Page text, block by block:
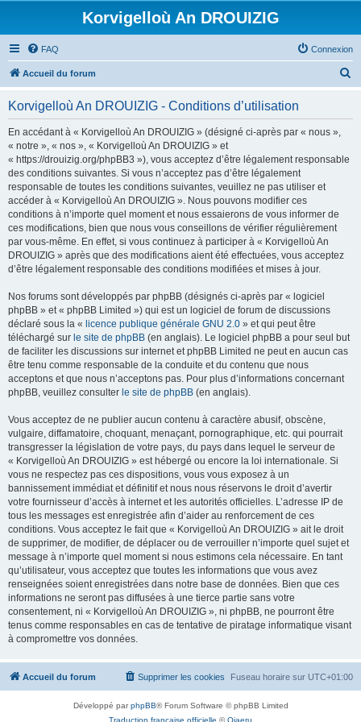
Korvigelloù An DROUIZIG
FAQ Connexion
Accueil du forum
Korvigelloù An DROUIZIG - Conditions d’utilisation
En accédant à « Korvigelloù An DROUIZIG » (désigné ci-après par « nous »,
« notre », « nos », « Korvigelloù An DROUIZIG » et
« https://drouizig.org/phpBB3 »), vous acceptez d’être légalement responsable
des conditions suivantes. Si vous n’acceptez pas d’être légalement
responsable de toutes les conditions suivantes, veuillez ne pas utiliser et
accéder à « Korvigelloù An DROUIZIG ». Nous pouvons modifier ces
conditions à n’importe quel moment et nous essaierons de vous informer de
ces modifications, bien que nous vous conseillons de vérifier régulièrement
par vous-même. En effet, si vous continuez à participer à « Korvigelloù An
DROUIZIG » après que des modifications aient été effectuées, vous acceptez
d’être légalement responsable des conditions modifiées et mises à jour.
Nos forums sont développés par phpBB (désignés ci-après par « logiciel
phpBB » et « phpBB Limited ») qui est un logiciel de forum de discussions
déclaré sous la « licence publique générale GNU 2.0 » et qui peut être
téléchargé sur le site de phpBB (en anglais). Le logiciel phpBB a pour seul but
de faciliter les discussions sur internet et phpBB Limited ne peut en aucun cas
être tenu comme responsable de la conduite et du contenu que nous
acceptons et que nous n’acceptons pas. Pour plus d’informations concernant
phpBB, veuillez consulter le site de phpBB (en anglais).
Vous acceptez de ne publier aucun contenu à caractère abusif, obscène,
vulgaire, diffamatoire, choquant, menaçant, pornographique, etc. qui pourrait
transgresser la législation de votre pays, du pays dans lequel le serveur de
« Korvigelloù An DROUIZIG » est hébergé ou encore la loi internationale. Si
vous ne respectez pas ces dispositions, vous vous exposez à un
bannissement immédiat et définitif et nous nous réservons le droit d’avertir
votre fournisseur d’accès à internet et les autorités officielles. L’adresse IP de
tous les messages est enregistrée afin d’aider au renforcement de ces
conditions. Vous acceptez le fait que « Korvigelloù An DROUIZIG » ait le droit
de supprimer, de modifier, de déplacer ou de verrouiller n’importe quel sujet et
message à n’importe quel moment si nous estimons cela nécessaire. En tant
qu’utilisateur, vous acceptez que toutes les informations que vous avez
renseignées soient enregistrées dans notre base de données. Bien que ces
informations ne seront pas diffusées à une tierce partie sans votre
consentement, ni « Korvigelloù An DROUIZIG », ni phpBB, ne pourront être
tenus comme responsables en cas de tentative de piratage informatique visant
à compromettre vos données.
Accueil du forum Fuseau horaire sur UTC+01:00
Supprimer les cookies
Développé parphpBB® Forum Software © phpBB Limited
Traduction française officielle ©Qiaeru